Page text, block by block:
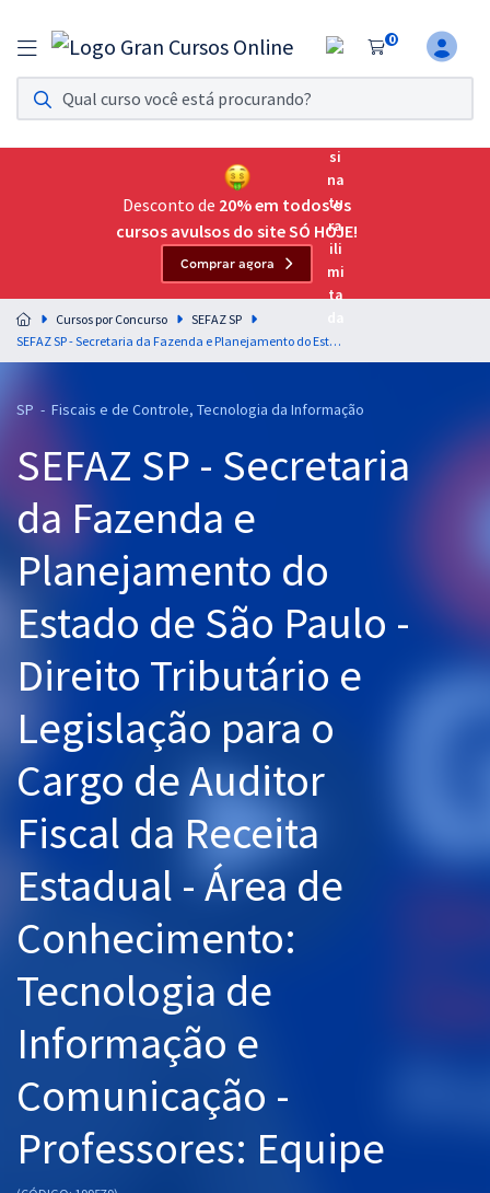
0
Assinatura Ilimitada 11
Acesso a todos os cursos. Teste grátis por 7 dias!
Assinatura OAB Até Passar
Acesso ilimitado a toda preparação para o Exame da
Residências Multiprofissionais
Preparação completa e intensiva para as principais
residências em saúde do Brasil
Cursos 20% OFF
Pós
Graduação
OAB
Mentorias
Questões grátis
Aprovados
Desconto de 20% em todos os
cursos avulsos do site SÓ HOJE!
Comprar agora
Cursos por Concurso
SEFAZ SP
SEFAZ SP - Secretaria da Fazenda e Planejamento do Estado de São Paulo - Direito Tributário e Legislação para o Cargo de Auditor Fiscal da Receita Estadual - Área de Conhecimento: Tecnologia de Informação e Comunicação - Professores: Equipe
SP - Fiscais e de Controle, Tecnologia da Informação
SEFAZ SP - Secretaria
da Fazenda e
Planejamento do
Estado de São Paulo -
Direito Tributário e
Legislação para o
Cargo de Auditor
Fiscal da Receita
Estadual - Área de
Conhecimento:
Tecnologia de
Informação e
Comunicação -
Professores: Equipe